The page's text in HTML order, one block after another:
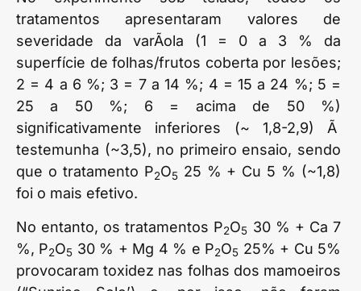
tratamentos apresentaram valores de
severidade da varÃ­ola (1 = 0 a 3 % da
superfície de folhas/frutos coberta por lesões;
2 = 4 a 6 %; 3 = 7 a 14 %; 4 = 15 a 24 %; 5 =
25 a 50 %; 6 = acima de 50 %)
significativamente inferiores (~ 1,8-2,9) Ã
testemunha (~3,5), no primeiro ensaio, sendo
que o tratamento P2O5 25 % + Cu 5 % (~1,8)
foi o mais efetivo.
No entanto, os tratamentos P2O5 30 % + Ca 7
%, P2O5 30 % + Mg 4 % e P2O5 25% + Cu 5%
provocaram toxidez nas folhas dos mamoeiros